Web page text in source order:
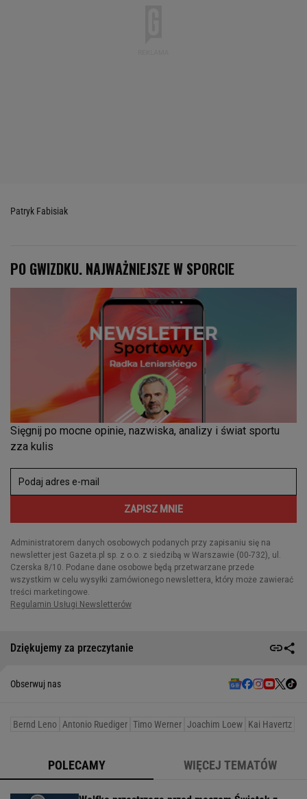
Patryk Fabisiak
Dziękujemy za przeczytanie
Obserwuj nas
Bernd Leno Antonio Ruediger Timo Werner Joachim Loew Kai Havertz
POLECAMY WIĘCEJ TEMATÓW